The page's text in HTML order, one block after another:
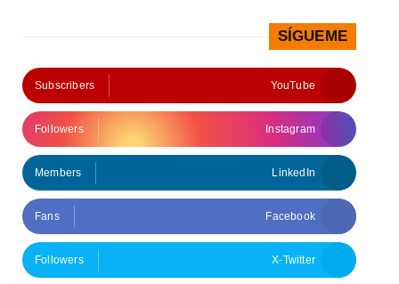
SÍGUEME
YouTube
Subscribers
Instagram
Followers
LinkedIn
Members
Facebook
Fans
X-Twitter
Followers